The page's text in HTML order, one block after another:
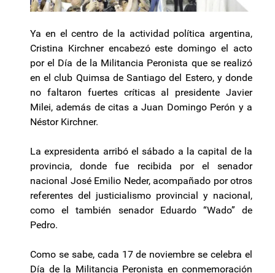
Ya en el centro de la actividad política argentina,
Cristina Kirchner encabezó este domingo el acto
por el Día de la Militancia Peronista que se realizó
en el club Quimsa de Santiago del Estero, y donde
no faltaron fuertes críticas al presidente Javier
Milei, además de citas a Juan Domingo Perón y a
Néstor Kirchner.
La expresidenta arribó el sábado a la capital de la
provincia, donde fue recibida por el senador
nacional José Emilio Neder, acompañado por otros
referentes del justicialismo provincial y nacional,
como el también senador Eduardo “Wado” de
Pedro.
Como se sabe, cada 17 de noviembre se celebra el
Día de la Militancia Peronista en conmemoración